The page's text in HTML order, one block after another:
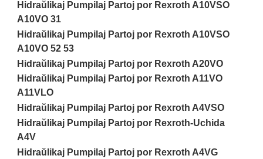
Hidraŭlikaj Pumpilaj Partoj por Rexroth A10VSO
A10VO 31
Hidraŭlikaj Pumpilaj Partoj por Rexroth A10VSO
A10VO 52 53
Hidraŭlikaj Pumpilaj Partoj por Rexroth A20VO
Hidraŭlikaj Pumpilaj Partoj por Rexroth A11VO
A11VLO
Hidraŭlikaj Pumpilaj Partoj por Rexroth A4VSO
Hidraŭlikaj Pumpilaj Partoj por Rexroth-Uchida
A4V
Hidraŭlikaj Pumpilaj Partoj por Rexroth A4VG